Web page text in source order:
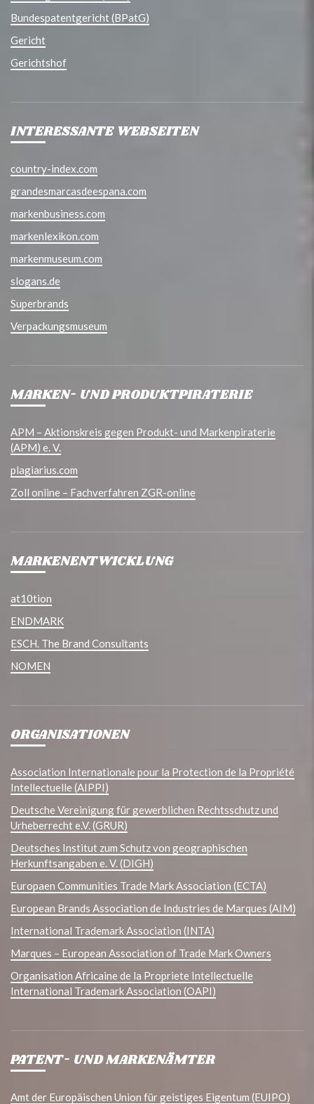
Bundespatentgericht (BPatG)
Gericht
Gerichtshof
INTERESSANTE WEBSEITEN
country-index.com
grandesmarcasdeespana.com
markenbusiness.com
markenlexikon.com
markenmuseum.com
slogans.de
Superbrands
Verpackungsmuseum
MARKEN- UND PRODUKTPIRATERIE
APM – Aktionskreis gegen Produkt- und Markenpiraterie
(APM) e. V.
plagiarius.com
Zoll online – Fachverfahren ZGR-online
MARKENENTWICKLUNG
at10tion
ENDMARK
ESCH. The Brand Consultants
NOMEN
ORGANISATIONEN
Association Internationale pour la Protection de la Propriété
Intellectuelle (AIPPI)
Deutsche Vereinigung für gewerblichen Rechtsschutz und
Urheberrecht e.V. (GRUR)
Deutsches Institut zum Schutz von geographischen
Herkunftsangaben e. V. (DIGH)
Europaen Communities Trade Mark Association (ECTA)
European Brands Association de Industries de Marques (AIM)
International Trademark Association (INTA)
Marques – European Association of Trade Mark Owners
Organisation Africaine de la Propriete Intellectuelle
International Trademark Association (OAPI)
PATENT- UND MARKENÄMTER
Amt der Europäischen Union für geistiges Eigentum (EUIPO)